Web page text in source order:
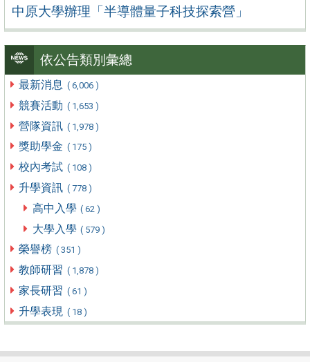
中原大學辦理「半導體量子科技探索營」
依公告類別彙總
最新消息 ( 6,006 )
競賽活動 ( 1,653 )
營隊資訊 ( 1,978 )
獎助學金 ( 175 )
校內考試 ( 108 )
升學資訊 ( 778 )
高中入學 ( 62 )
大學入學 ( 579 )
榮譽榜 ( 351 )
教師研習 ( 1,878 )
家長研習 ( 61 )
升學表現 ( 18 )